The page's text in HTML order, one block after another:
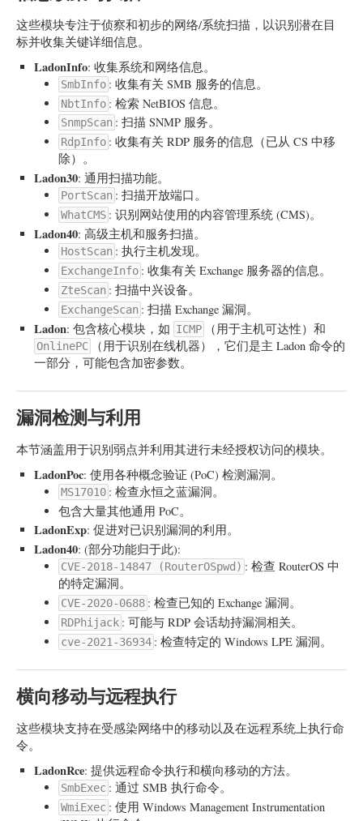
这些模块专注于侦察和初步的网络/系统扫描，以识别潜在目
标并收集关键详细信息。
LadonInfo: 收集系统和网络信息。
SmbInfo : 收集有关 SMB 服务的信息。
NbtInfo : 检索 NetBIOS 信息。
SnmpScan : 扫描 SNMP 服务。
RdpInfo : 收集有关 RDP 服务的信息（已从 CS 中移
除）。
Ladon30: 通用扫描功能。
PortScan : 扫描开放端口。
WhatCMS : 识别网站使用的内容管理系统 (CMS)。
Ladon40: 高级主机和服务扫描。
HostScan : 执行主机发现。
ExchangeInfo : 收集有关 Exchange 服务器的信息。
ZteScan : 扫描中兴设备。
ExchangeScan : 扫描 Exchange 漏洞。
Ladon: 包含核心模块，如 ICMP （用于主机可达性）和
OnlinePC
（用于识别在线机器），它们是主 Ladon 命令的
一部分，可能包含加密参数。
漏洞检测与利用
本节涵盖用于识别弱点并利用其进行未经授权访问的模块。
LadonPoc: 使用各种概念验证 (PoC) 检测漏洞。
MS17010 : 检查永恒之蓝漏洞。
包含大量其他通用 PoC。
LadonExp: 促进对已识别漏洞的利用。
Ladon40: (部分功能归于此):
CVE-2018-14847 (RouterOSpwd) : 检查 RouterOS 中
的特定漏洞。
CVE-2020-0688 : 检查已知的 Exchange 漏洞。
RDPhijack : 可能与 RDP 会话劫持漏洞相关。
cve-2021-36934 : 检查特定的 Windows LPE 漏洞。
横向移动与远程执行
这些模块支持在受感染网络中的移动以及在远程系统上执行命
令。
LadonRce: 提供远程命令执行和横向移动的方法。
SmbExec : 通过 SMB 执行命令。
WmiExec : 使用 Windows Management Instrumentation